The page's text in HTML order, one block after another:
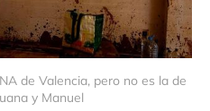
de Valencia, pero no es la de
y Manuel